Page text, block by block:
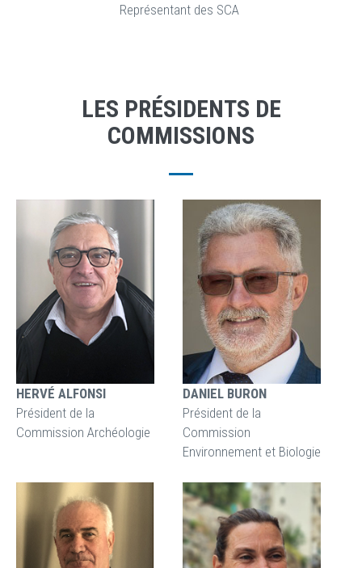
Représentant des SCA
LES PRÉSIDENTS DE
COMMISSIONS
HERVÉ ALFONSI
Président de la
Commission Archéologie
DANIEL BURON
Président de la
Commission
Environnement et Biologie